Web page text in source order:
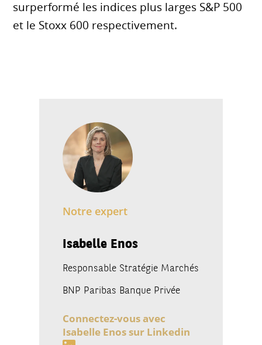
surperformé les indices plus larges S&P 500
et le Stoxx 600 respectivement.
Notre expert
Isabelle Enos
Responsable Stratégie Marchés
BNP Paribas Banque Privée
Connectez-vous avec
Isabelle Enos sur Linkedin